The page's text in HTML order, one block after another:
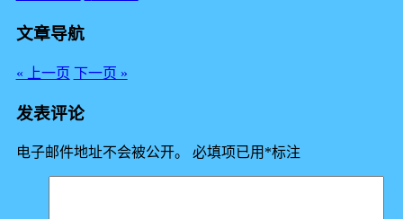
文章导航
« 上一页 下一页 »
发表评论
电子邮件地址不会被公开。 必填项已用 *标注